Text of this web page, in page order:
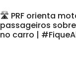
🛣️ PRF orienta
passageiros
no carro |